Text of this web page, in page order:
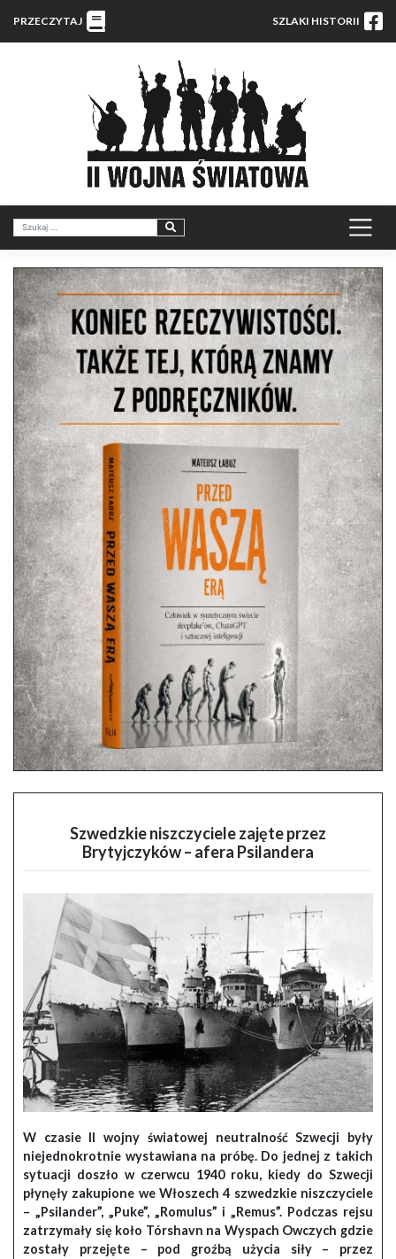
PRZECZYTAJ SZLAKI HISTORII
Szwedzkie niszczyciele zajęte przez
Brytyjczyków – afera Psilandera
W czasie II wojny światowej neutralność Szwecji były
niejednokrotnie wystawiana na próbę. Do jednej z takich
sytuacji doszło w czerwcu 1940 roku, kiedy do Szwecji
płynęły zakupione we Włoszech 4 szwedzkie niszczyciele
– „Psilander”, „Puke”, „Romulus” i „Remus”. Podczas rejsu
zatrzymały się koło Tórshavn na Wyspach Owczych gdzie
zostały przejęte – pod groźbą użycia siły – przez